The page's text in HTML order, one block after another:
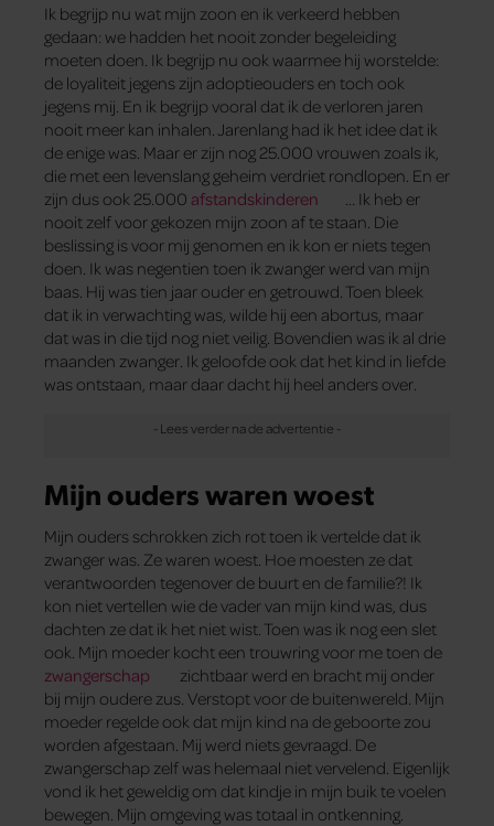
Ik begrijp nu wat mijn zoon en ik verkeerd hebben
gedaan: we hadden het nooit zonder begeleiding
moeten doen. Ik begrijp nu ook waarmee hij worstelde:
de loyaliteit jegens zijn adoptieouders en toch ook
jegens mij. En ik begrijp vooral dat ik de verloren jaren
nooit meer kan inhalen. Jarenlang had ik het idee dat ik
de enige was. Maar er zijn nog 25.000 vrouwen zoals ik,
die met een levenslang geheim verdriet rondlopen. En er
zijn dus ook 25.000 afstandskinderen
… Ik heb er
nooit zelf voor gekozen mijn zoon af te staan. Die
beslissing is voor mij genomen en ik kon er niets tegen
doen. Ik was negentien toen ik zwanger werd van mijn
baas. Hij was tien jaar ouder en getrouwd. Toen bleek
dat ik in verwachting was, wilde hij een abortus, maar
dat was in die tijd nog niet veilig. Bovendien was ik al drie
maanden zwanger. Ik geloofde ook dat het kind in liefde
was ontstaan, maar daar dacht hij heel anders over.
Mijn ouders waren woest
Mijn ouders schrokken zich rot toen ik vertelde dat ik
zwanger was. Ze waren woest. Hoe moesten ze dat
verantwoorden tegenover de buurt en de familie?! Ik
kon niet vertellen wie de vader van mijn kind was, dus
dachten ze dat ik het niet wist. Toen was ik nog een slet
ook. Mijn moeder kocht een trouwring voor me toen de
zwangerschap
zichtbaar werd en bracht mij onder
bij mijn oudere zus. Verstopt voor de buitenwereld. Mijn
moeder regelde ook dat mijn kind na de geboorte zou
worden afgestaan. Mij werd niets gevraagd. De
zwangerschap zelf was helemaal niet vervelend. Eigenlijk
vond ik het geweldig om dat kindje in mijn buik te voelen
bewegen. Mijn omgeving was totaal in ontkenning.